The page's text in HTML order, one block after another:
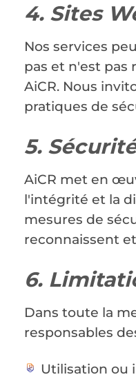
4. Sites
Nos services
pas et n'est pas
AiCR. Nous
pratiques de
5.
AiCR met en
l'intégrité et la
mesures de
reconnaissent
6.
Dans toute la
responsables
Utilisation ou